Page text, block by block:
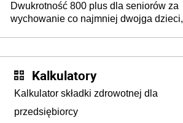
sprzed 1999 roku). Jak odebrać
zaświadczenie z ZUS?
Dwukrotność 800 plus dla seniorów za
wychowanie co najmniej dwojga dzieci,
Zapadła decyzja Sejmu
Kalkulatory
Kalkulator składki zdrowotnej dla
przedsiębiorcy